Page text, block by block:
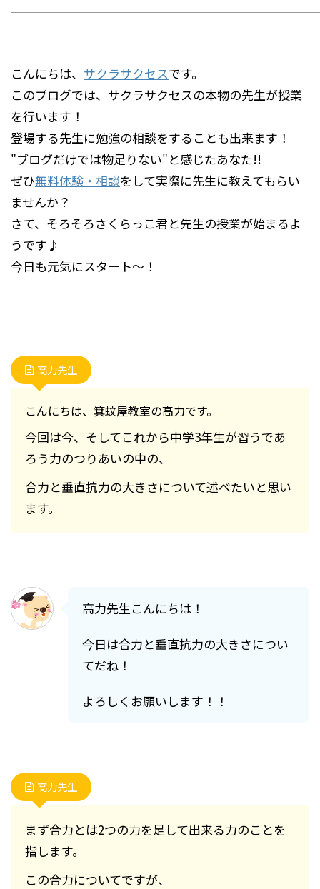
こんにちは、 サクラサクセスです。
このブログでは、サクラサクセスの本物の先生が授業
を行います！
登場する先生に勉強の相談をすることも出来ます！
"ブログだけでは物足りない"と感じたあなた!!
ぜひ無料体験・相談をして実際に先生に教えてもらい
ませんか？
さて、そろそろさくらっこ君と先生の授業が始まるよ
うです♪
今日も元気にスタート～！
高力先生
こんにちは、箕蚊屋教室の高力です。
今回は今、そしてこれから中学3年生が習うであ
ろう力のつりあいの中の、
合力と垂直抗力の大きさについて述べたいと思い
ます。
高力先生こんにちは！
今日は合力と垂直抗力の大きさについ
てだね！
よろしくお願いします！！
高力先生
まず合力とは2つの力を足して出来る力のことを
指します。
この合力についてですが、